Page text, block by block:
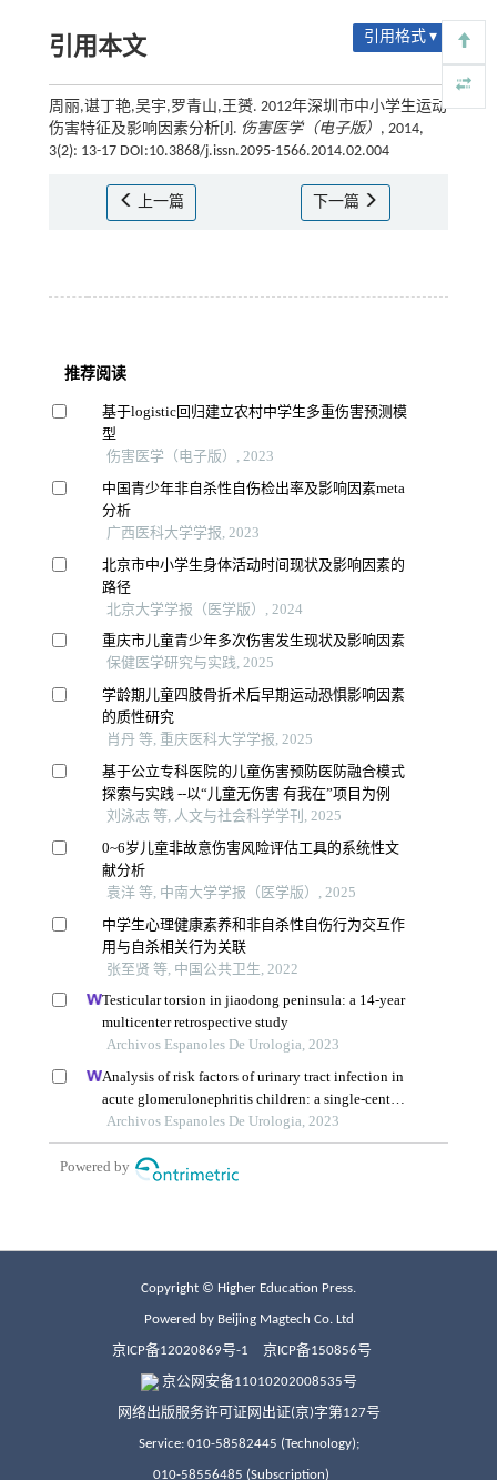
引用本文 引用格式 ▾
周丽,谌丁艳,吴宇,罗青山,王赟. 2012年深圳市中小学生运动
伤害特征及影响因素分析[J]. 伤害医学（电子版） , 2014,
3(2): 13-17 DOI:10.3868/j.issn.2095-1566.2014.02.004
上一篇 下一篇
Copyright © Higher Education Press.
Powered by Beijing Magtech Co. Ltd
京ICP备12020869号-1 京ICP备150856号
京公网安备11010202008535号
网络出版服务许可证网出证(京)字第127号
Service: 010-58582445 (Technology);
010-58556485 (Subscription)